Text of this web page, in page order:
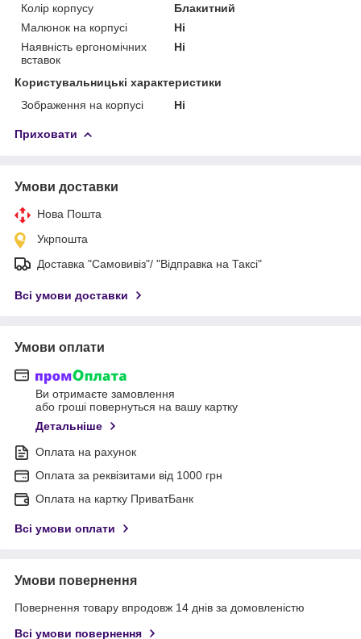
Колір корпусу
Блакитний
Малюнок на корпусі
Ні
Наявність ергономічних
вставок
Ні
Користувальницькі характеристики
Зображення на корпусі
Ні
Приховати
Умови доставки
Нова Пошта
Укрпошта
Доставка "Самовивіз"/ "Відправка на Таксі"
Всі умови доставки
Умови оплати
Ви отримаєте замовлення
або гроші повернуться на вашу картку
Детальніше
Оплата на рахунок
Оплата за реквізитами від 1000 грн
Оплата на картку ПриватБанк
Всі умови оплати
Умови повернення
Повернення товару впродовж 14 днів за домовленістю
Всі умови повернення